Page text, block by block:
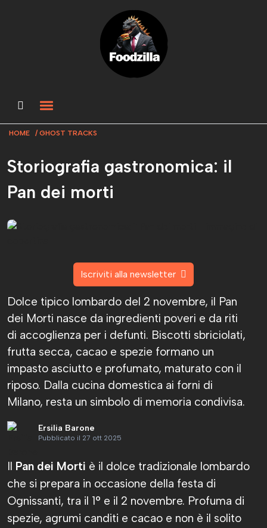
HOME GHOST TRACKS
Storiografia gastronomica: il
Pan dei morti
Iscriviti alla newsletter
Dolce tipico lombardo del 2 novembre, il Pan
dei Morti nasce da ingredienti poveri e da riti
di accoglienza per i defunti. Biscotti sbriciolati,
frutta secca, cacao e spezie formano un
impasto asciutto e profumato, maturato con il
riposo. Dalla cucina domestica ai forni di
Milano, resta un simbolo di memoria condivisa.
Ersilia Barone
Pubblicato il 27 ott 2025
Il Pan dei Morti è il dolce tradizionale lombardo
che si prepara in occasione della festa di
Ognissanti, tra il 1° e il 2 novembre. Profuma di
spezie, agrumi canditi e cacao e non è il solito